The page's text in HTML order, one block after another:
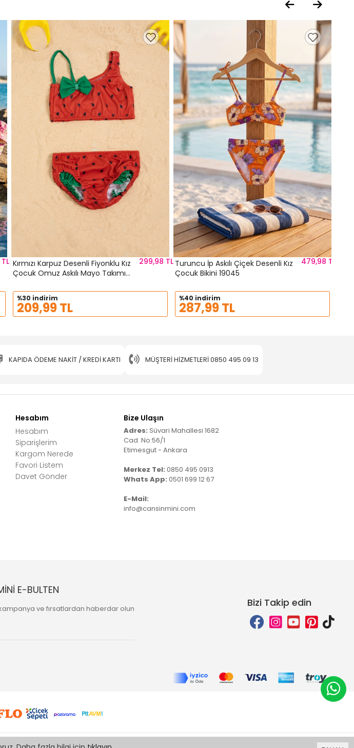
Kırmızı Karpuz Desenli Fiyonklu Kız
Çocuk Omuz Askılı Mayo Takımı
299,98 TL
%30 indirim
209,99 TL
Turuncu İp Askılı Çiçek Desenli Kız
Çocuk Bikini 19045
479,98 TL
%40 indirim
287,99 TL
KAPIDA ÖDEME NAKİT / KREDİ KARTI MÜŞTERI HIZMETLERI0850 495 09 13
Hesabım
Hesabım
Siparişlerim
Kargom Nerede
Favori Listem
Davet Gönder
Bize Ulaşın
Adres: Süvari Mahallesi 1682
Cad. No:56/1
Etimesgut - Ankara
Merkez Tel: 0850 495 0913
Whats App: 0501 699 12 67
E-Mail:
info@cansinmini.com
E-BULTEN
ve fırsatlardan haberdar olun Bizi Takip edin
ile hazırlanmıştır.